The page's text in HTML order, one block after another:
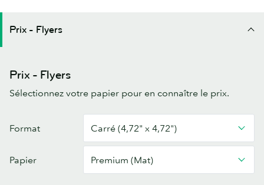
Prix - Flyers
Prix - Flyers
Sélectionnez votre papier pour en connaître le prix.
Format Carré (4,72" x 4,72")
Papier Premium (Mat)